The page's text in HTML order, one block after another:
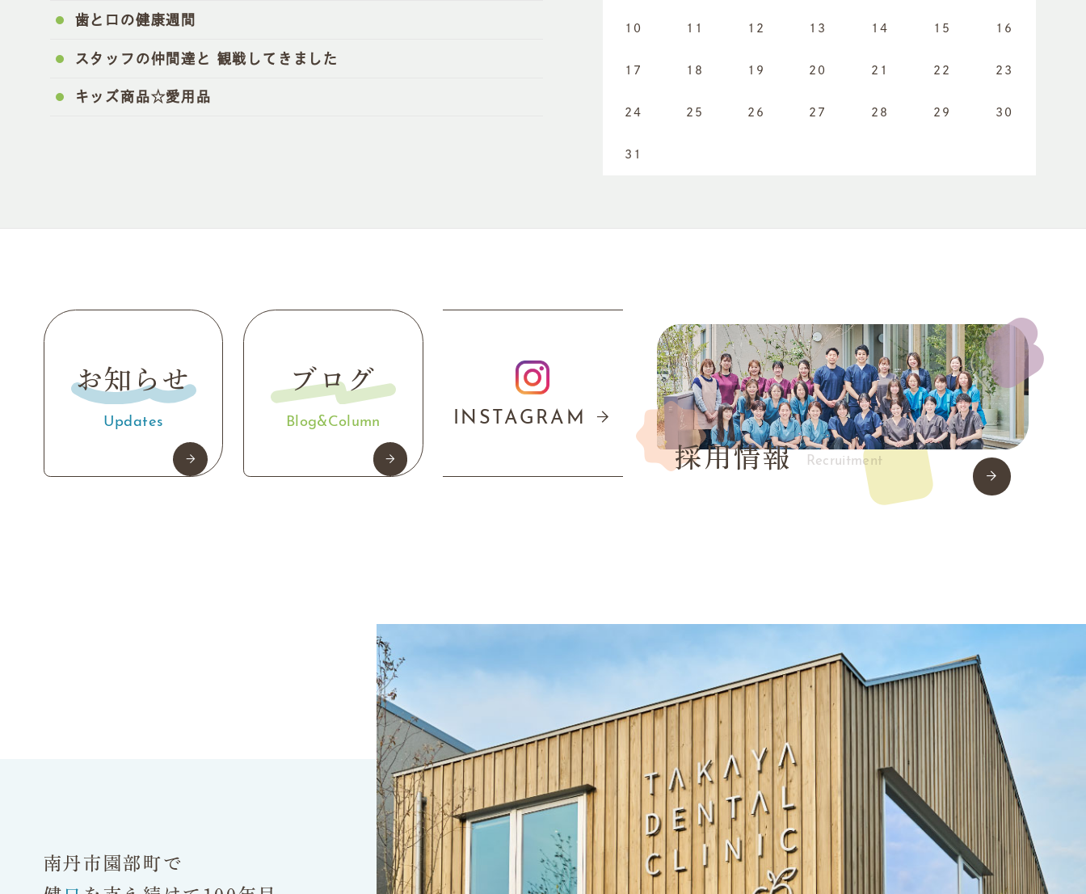
歯と口の健康週間
スタッフの仲間達と 観戦してきました
キッズ商品☆愛用品
10 11 12 13 14 15 16
17 18 19 20 21 22 23
24 25 26 27 28 29 30
31
お知らせ
Updates
ブログ
Blog&Column INSTAGRAM
採用情報 Recruitment
南丹市園部町で